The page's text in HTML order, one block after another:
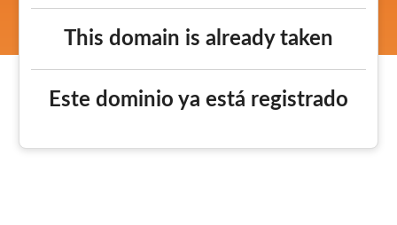
This domain is already taken
Este dominio ya está registrado